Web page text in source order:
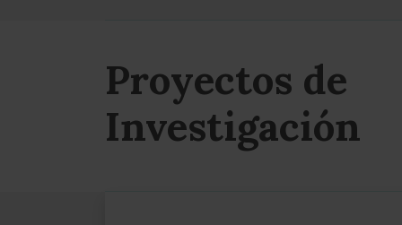
Proyectos de
Investigación